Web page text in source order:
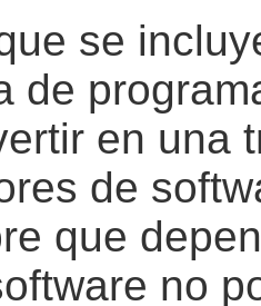
se
de
en una
de
que
no